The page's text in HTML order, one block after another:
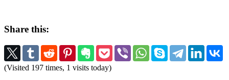
Share this:
(Visited 197 times, 1 visits today)